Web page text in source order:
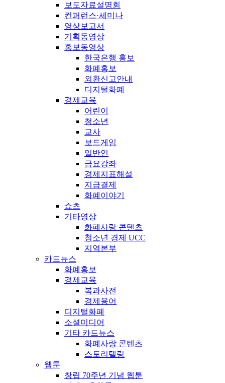
보도자료설명회
컨퍼런스·세미나
영상보고서
기획동영상
홍보동영상
한국은행 홍보
화폐홍보
외환신고안내
디지털화폐
경제교육
어린이
청소년
교사
보드게임
일반인
금요강좌
경제지표해설
지급결제
화폐이야기
쇼츠
기타영상
화폐사랑 콘텐츠
청소년 경제 UCC
지역본부
카드뉴스
화폐홍보
경제교육
복과사전
경제용어
디지털화폐
소셜미디어
기타 카드뉴스
화폐사랑 콘텐츠
스토리텔링
웹툰
창립 70주년 기념 웹툰